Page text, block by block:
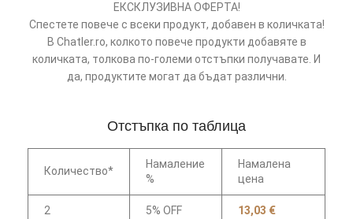
ЕКСКЛУЗИВНА ОФЕРТА!
Спестете повече с всеки продукт, добавен в количката!
В Chatler.ro, колкото повече продукти добавяте в
количката, толкова по-големи отстъпки получавате. И
да, продуктите могат да бъдат различни.
Отстъпка по таблица
Количество*
Намаление
%
Намалена
цена
2 5% OFF 13,03 €